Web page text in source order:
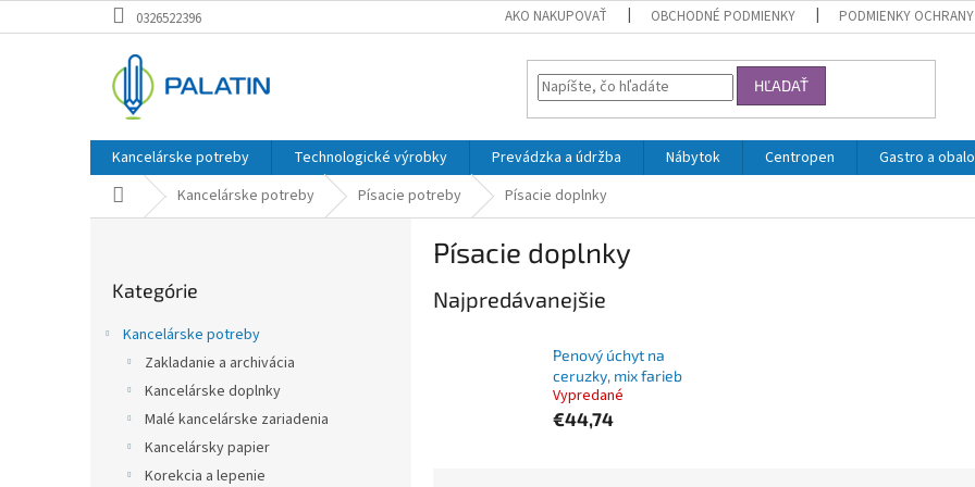
na
0326522396 AKO NAKUPOVAŤ OBCHODNÉ PODMIENKY PODMIENKY OCHRANY
HĽADAŤ
Kancelárske potreby Technologické výrobky Prevádzka a údržba Nábytok Centropen Gastro a
DomovKancelárske potreby Písacie potreby Písacie doplnky
kategórie
Kategórie
Kancelárske potreby
Zakladanie a archivácia
Kancelárske doplnky
Malé kancelárske zariadenia
Kancelársky papier
Korekcia a lepenie
Písacie doplnky
Najpredávanejšie
Penový úchyt na
ceruzky, mix farieb
Vypredané
€44,74